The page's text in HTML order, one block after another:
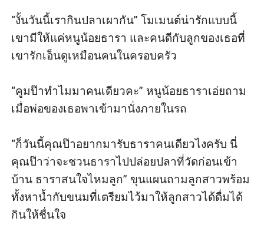
“งั้นวันนี้เรากินปลาเผากัน” โมเมนต์น่ารักแบบนี้
เขามีให้แค่หนูน้อยธารา และคนดีกับลูกของเธอที่
เขารักเอ็นดูเหมือนคนในครอบครัว
“คูมป๊าทำไมมาคนเดียวคะ” หนูน้อยธาราเอ่ยถาม
เมื่อพ่อของเธอพาเข้ามานั่งภายในรถ
“ก็วันนี้คุณป๊าอยากมารับธาราคนเดียวไงครับ นี่
คุณป๊าว่าจะชวนธาราไปปล่อยปลาที่วัดก่อนเข้า
บ้าน ธาราสนใจไหมลูก” ขุนแผนถามลูกสาวพร้อม
ทั้งหาน้ำกับขนมที่เตรียมไว้มาให้ลูกสาวได้ดื่มได้
กินให้ชื่นใจ